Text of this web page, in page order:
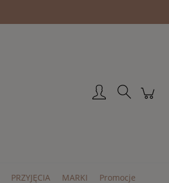
PRZYJĘCIA MARKI Promocje